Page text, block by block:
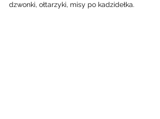
dzwonki, ołtarzyki, misy po kadzidełka.